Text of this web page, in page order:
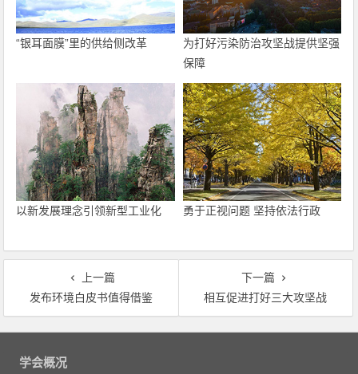
“银耳面膜”里的供给侧改革
为打好污染防治攻坚战提供坚强
保障
以新发展理念引领新型工业化 勇于正视问题 坚持依法行政
上一篇
发布环境白皮书值得借鉴
下一篇
相互促进打好三大攻坚战
文
学会概况